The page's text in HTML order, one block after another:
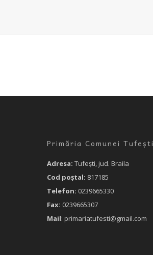
Primăria Comunei Tufești
Adresa: Tufeşti, jud. Braila
Cod poştal: 817185
Telefon: 0239665330
Fax: 0239665307
Mail: primariatufesti@gmail.com